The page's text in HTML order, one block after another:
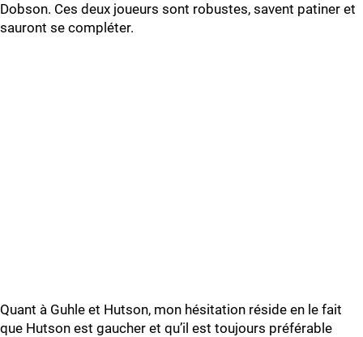
Dobson. Ces deux joueurs sont robustes, savent patiner et
sauront se compléter.
Quant à Guhle et Hutson, mon hésitation réside en le fait
que Hutson est gaucher et qu’il est toujours préférable